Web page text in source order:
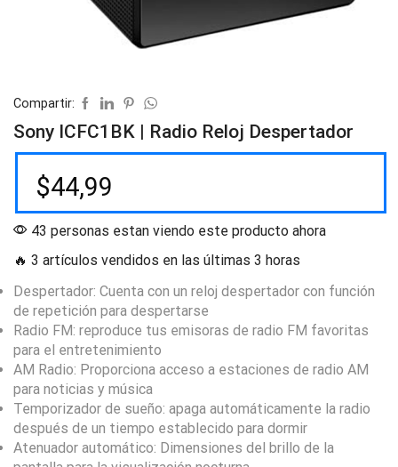
Compartir:
Sony ICFC1BK | Radio Reloj Despertador
$44,99
43 personas estan viendo este producto ahora
🔥 3 artículos vendidos en las últimas 3 horas
Despertador: Cuenta con un reloj despertador con función
de repetición para despertarse
Radio FM: reproduce tus emisoras de radio FM favoritas
para el entretenimiento
AM Radio: Proporciona acceso a estaciones de radio AM
para noticias y música
Temporizador de sueño: apaga automáticamente la radio
después de un tiempo establecido para dormir
Atenuador automático: Dimensiones del brillo de la